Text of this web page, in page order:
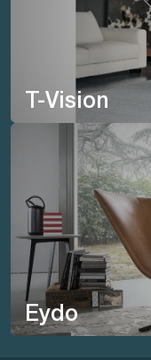
T-Vision
Eydo